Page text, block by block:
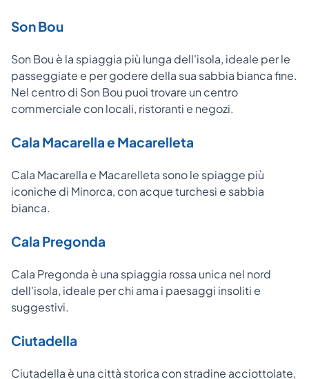
Son Bou
Son Bou è la spiaggia più lunga dell'isola, ideale per le
passeggiate e per godere della sua sabbia bianca fine.
Nel centro di Son Bou puoi trovare un centro
commerciale con locali, ristoranti e negozi.
Cala Macarella e Macarelleta
Cala Macarella e Macarelleta sono le spiagge più
iconiche di Minorca, con acque turchesi e sabbia
bianca.
Cala Pregonda
Cala Pregonda è una spiaggia rossa unica nel nord
dell'isola, ideale per chi ama i paesaggi insoliti e
suggestivi.
Ciutadella
Ciutadella è una città storica con stradine acciottolate,